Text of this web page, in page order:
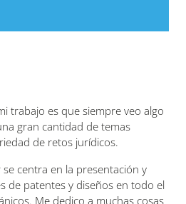
trabajo es que siempre veo algo
gran cantidad de temas
de retos jurídicos.
centra en la presentación y
de patentes y diseños en todo el
Me dedico a muchas cosas